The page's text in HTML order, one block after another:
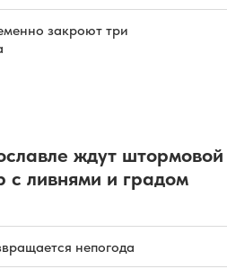
закроют три
ждут штормовой
с ливнями и градом
непогода